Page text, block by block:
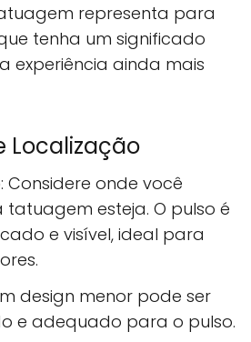
representa para
tenha um significado
experiência ainda mais
Localização
: Considere onde você
tatuagem esteja. O pulso é
e visível, ideal para
design menor pode ser
e adequado para o pulso.